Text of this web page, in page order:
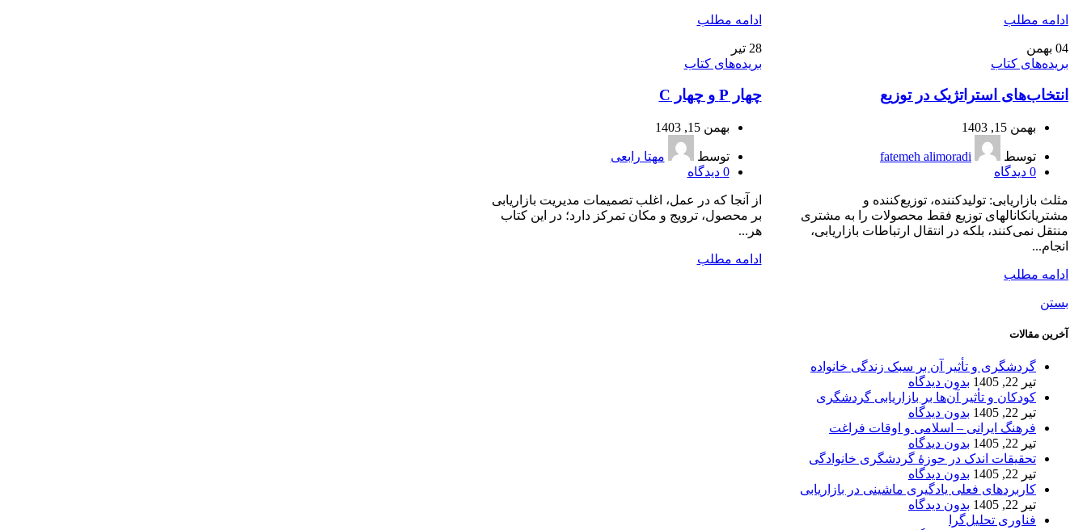
ادامه مطلب ادامه مطلب
04 بهمن
بریده‌های کتاب
انتخاب‌های استراتژیک در توزیع
بهمن 15, 1403
توسط
fatemeh alimoradi
0 دیدگاه
مثلث بازاریابی: تولیدکننده، توزیع‎‌‌کننده و
مشتریانکانال‎های توزیع فقط محصولات را به مشتری
منتقل نمی‌کنند، بلکه در انتقال ارتباطات بازاریابی،
انجام...
ادامه مطلب
28 تیر
بریده‌های کتاب
چهار P و چهار C
بهمن 15, 1403
توسط
مهتا رابعی
0 دیدگاه
از آنجا که در عمل، اغلب تصمیمات مدیریت بازاریابی
بر محصول، ترویج و مکان تمرکز دارد؛ در این کتاب
هر...
ادامه مطلب
بستن
آخرین مقالات
گردشگری و تأثیر آن بر سبک زندگی خانواده
تیر 22, 1405
بدون دیدگاه
کودکان و تأثیر آن‌ها بر بازاریابی گردشگری
تیر 22, 1405
بدون دیدگاه
فرهنگ ایرانی – اسلامی و اوقات فراغت
تیر 22, 1405
بدون دیدگاه
تحقیقات اندک در حوزۀ گردشگری خانوادگی
تیر 22, 1405
بدون دیدگاه
کاربردهای فعلی یادگیری ماشینی در بازاریابی
تیر 22, 1405
بدون دیدگاه
فناوری تحلیل‌گرا